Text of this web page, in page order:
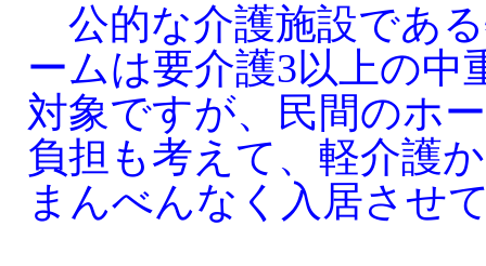
公的な介護施設であ
ームは要介護3以上の中
対象ですが、民間のホ
負担も考えて、軽介護
まんべんなく入居させ